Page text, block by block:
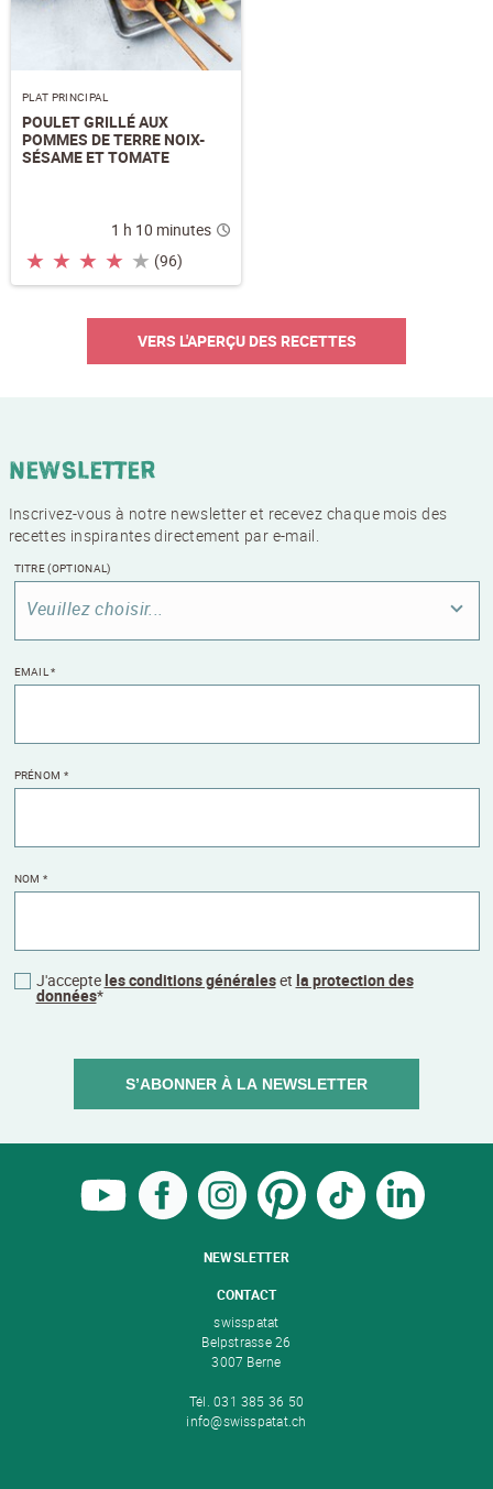
PLAT PRINCIPAL
POULET GRILLÉ AUX
POMMES DE TERRE NOIX-
SÉSAME ET TOMATE
1 h 10 minutes
★ ★ ★ ★ ★ (96)
VERS L'APERÇU DES RECETTES
Newsletter
Inscrivez-vous à notre newsletter et recevez chaque mois des
recettes inspirantes directement par e-mail.
TITRE(OPTIONAL)
Veuillez choisir...
EMAIL*
PRÉNOM *
NOM *
J'accepteles conditions généraleset la protection des
données*
S’ABONNER À LA NEWSLETTER
NEWSLETTER
CONTACT
swisspatat
Belpstrasse 26
3007 Berne
Tél. 031 385 36 50
info@swisspatat.ch